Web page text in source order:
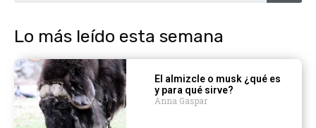
Lo más leído esta semana
El almizcle o musk ¿qué es
y para qué sirve?
Anna Gaspar